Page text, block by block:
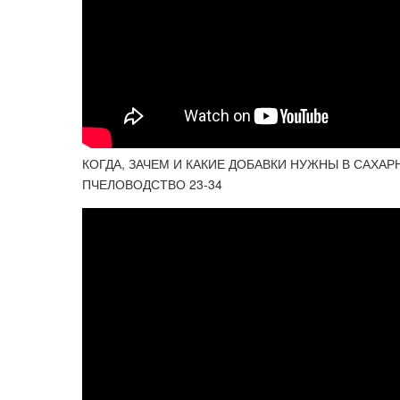
КОГДА, ЗАЧЕМ И КАКИЕ ДОБАВКИ НУЖНЫ В
ПЧЕЛОВОДСТВО 23-34